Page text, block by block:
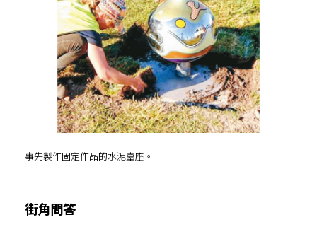
事先製作固定作品的水泥臺座。
街角問答